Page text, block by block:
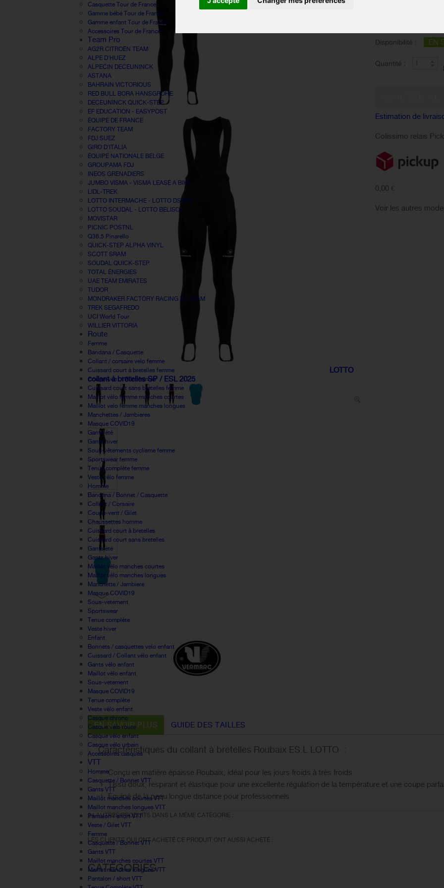
Casquette Tour de France
Gamme bébé Tour de France
Gamme enfant Tour de France
Accessoires Tour de France
Team Pro
AG2R CITROËN TEAM
ALPE D'HUEZ
ALPECIN DECEUNINCK
ASTANA
BAHRAIN VICTORIOUS
RED BULL BORA HANSGROHE
DECEUNINCK QUICK-STEP
EF EDUCATION - EASYPOST
ÉQUIPE DE FRANCE
FACTORY TEAM
FDJ SUEZ
GIRO D'ITALIA
ÉQUIPE NATIONALE BELGE
GROUPAMA FDJ
INEOS GRENADIERS
JUMBO VISMA - VISMA LEASE A BIKE
LIDL-TREK
LOTTO INTERMACHE - LOTTO DSTNY
LOTTO SOUDAL - LOTTO BELISOL
MOVISTAR
PICNIC POSTNL
Q36.5 Pinarello
QUICK-STEP ALPHA VINYL
SCOTT SRAM
SOUDAL QUICK-STEP
TOTAL ÉNERGIES
UAE TEAM EMIRATES
TUDOR
MONDRAKER FACTORY RACING XC TEAM
TREK SEGAFREDO
UCI World Tour
WILLIER VITTORIA
Route
Femme
Bandana / Casquette
Collant / corsaire velo femme
Cuissard court à bretelles femme
Coupe-vent / Gilet femme
Cuissard court sans bretelles femme
Maillot vélo femme manches courtes
Maillot velo femme manches longues
Manchettes / Jambieres
Masque COVID19
Gants été
Gants hiver
Sous-vêtements cyclisme femme
Sportswear femme
Tenue complète femme
Veste vélo femme
Homme
Bandana / Bonnet / Casquette
Collant / Corsaire
Coupe-vent / Gilet
Chaussettes homme
Cuissard court à bretelles
Cuissard court sans bretelles
Gants été
Gants hiver
Maillot vélo manches courtes
Maillot vélo manches longues
Manchette / Jambiere
Masque COVID19
Sous-vetement
Sportswear
Tenue complète
Veste hiver
Enfant
Bonnets / casquettes velo enfant
Cuissard / Collant vélo enfant
Gants vélo enfant
Maillot vélo enfant
Sous-vetement
Masque COVID19
Tenue complète
Veste vélo enfant
Casque chrono
Casque vélo route
Casque vélo enfant
Casque vélo urbain
Accessoires casques
VTT
Homme
Casquette / Bonnet VTT
Gants VTT
Maillot manches courtes VTT
Maillot manches longues VTT
Pantalon / short VTT
Veste / Gilet VTT
Femme
Casquette / Bonnet VTT
Gants VTT
Maillot manches courtes VTT
Maillot manches longues VTT
Pantalon / short VTT
LOTTO
collant à bretelles SP / ESL 2025
Disponibilité :
EN
Quantité :
Estimation de
Colissimo relais
0,00 €
Voir les autres
EN SAVOIR PLUS GUIDE DES TAILLES
Caractéristiques du collant à bretelles Roubaix ES.L LOTTO :
Conçu en matière épaisse Roubaix, idéal pour les jours froids à très froids
Tissu doux, respirant et élastique pour une excellente régulation de la température et une coupe
Équipé de la peau longue distance pour professionnels
24 AUTRES PRODUITS DANS LA MÊME CATÉGORIE :
LES CLIENTS QUI ONT ACHETÉ CE PRODUIT ONT AUSSI ACHETÉ :
CATÉGORIES